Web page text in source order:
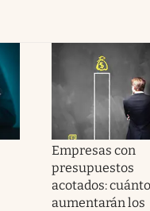
Empresas con
presupuestos
acotados: cuánto
aumentarán los